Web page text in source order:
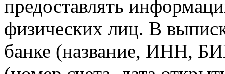
предоставлять
физических лиц. В
банке (название, ИНН,